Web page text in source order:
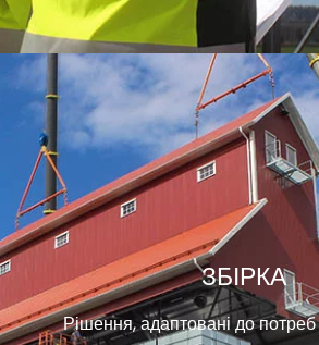
ЗБІРКА
Рішення, адаптовані до потреб